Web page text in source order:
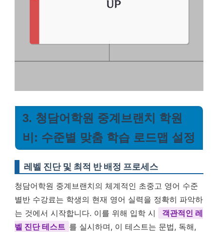
3. 청담어학원 중계브랜치 학원
비: 수준별 맞춤 학습 로드맵 설정
레벨 진단 및 최적 반 배정 프로세스
청담어학원 중계브랜치의 체계적인 초중고 영어 수준
별반 수강료는 학생의 현재 영어 실력을 정확히 파악하
는 것에서 시작합니다. 이를 위해 입학 시
객관적인 레
벨 진단 테스트 를 실시하며, 이 테스트는 문법, 독해,